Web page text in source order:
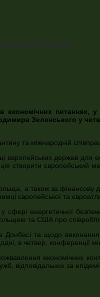
економічних питаннях,
Зеленського у
та міжнародній
європейських держав для
створити
а також за фінансову
європейської та
енергетичної
та США про
Донбасі та щодо
в четвер, конференції
економічних
відповідальних за